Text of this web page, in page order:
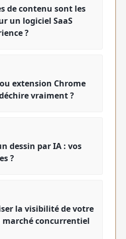
de contenu sont les
un logiciel SaaS
?
extension Chrome
vraiment ?
dessin par IA : vos
?
la visibilité de votre
marché concurrentiel